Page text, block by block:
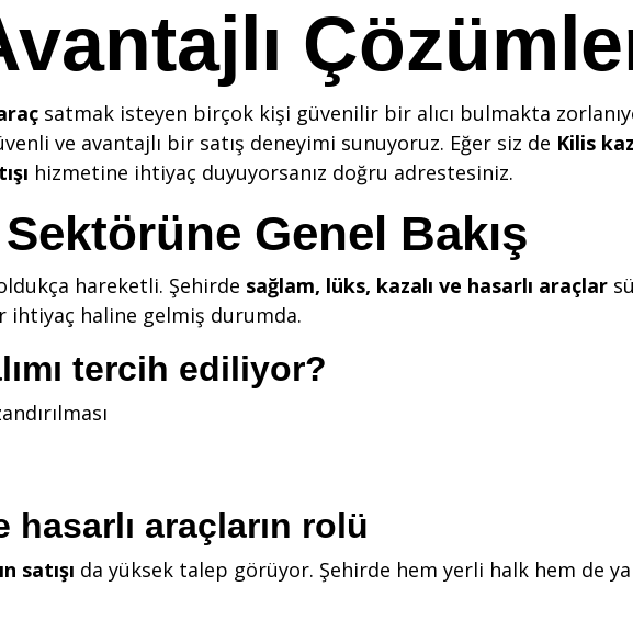
satmak isteyen birçok kişi güvenilir bir alıcı bulmakta
ve avantajlı bir satış deneyimi sunuyoruz. Eğer siz de Kilis
hizmetine ihtiyaç duyuyorsanız doğru adrestesiniz.
Genel Bakış
hareketli. Şehirde sağlam, lüks, kazalı ve hasarlı araçlar
ihtiyaç haline gelmiş durumda.
tercih ediliyor?
araçların rolü
satışı da yüksek talep görüyor. Şehirde hem yerli halk hem de